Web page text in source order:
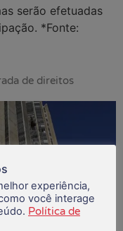
serão efetuadas
*Fonte:
de direitos
experiência,
você interage
Política de